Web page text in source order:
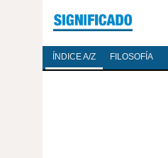
ÍNDICE A/Z FILOSOFÍA